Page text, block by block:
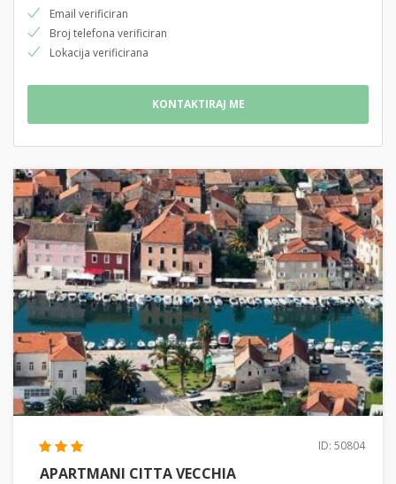
Email verificiran
Broj telefona verificiran
Lokacija verificirana
KONTAKTIRAJ ME
ID: 50804
APARTMANI CITTA VECCHIA